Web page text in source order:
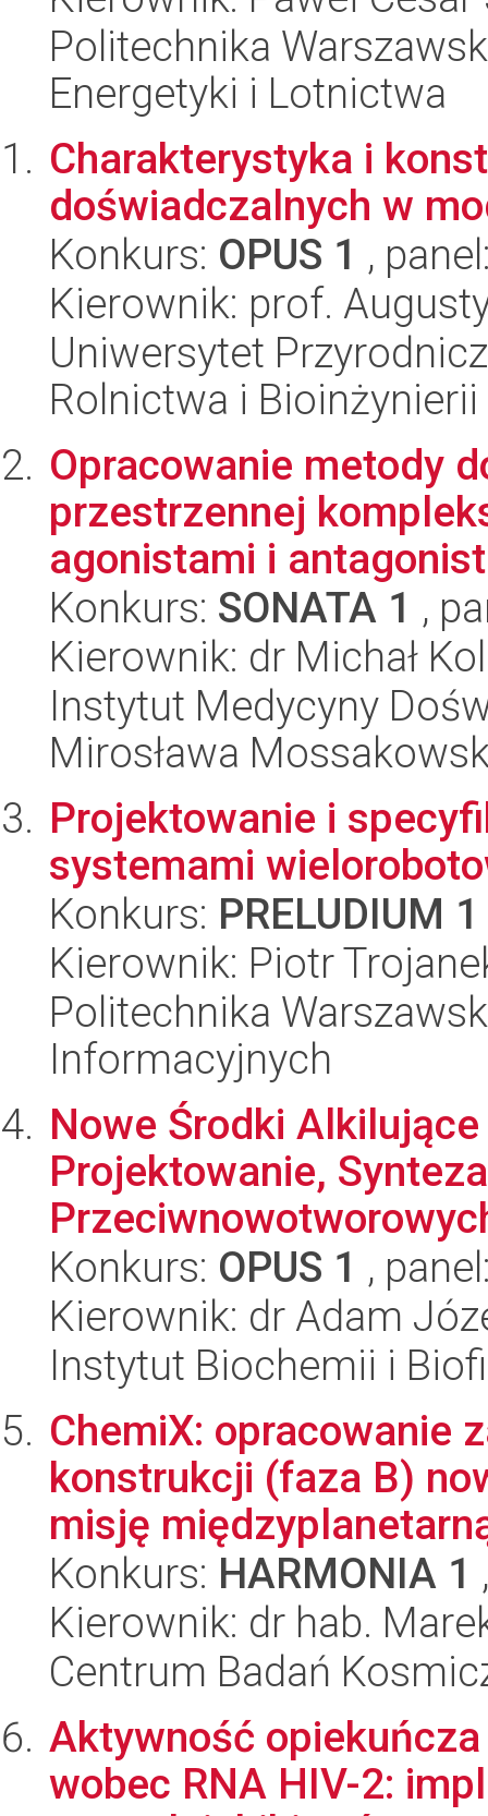
Politechnika
Energetyki i Lotnictwa
Charakterystyka i
doświadczalnych w
Konkurs: OPUS 1 ,
Kierownik: prof.
Uniwersytet
Rolnictwa i Bioinżynierii
Opracowanie metody
przestrzennej
agonistami i
Konkurs: SONATA 1 ,
Kierownik: dr Michał
Instytut Medycyny
Mirosława
Projektowanie i
systemami
Konkurs: PRELUDIUM 1
Kierownik: Piotr
Politechnika
Informacyjnych
Nowe Środki
Projektowanie,
Konkurs: OPUS 1 ,
Kierownik: dr Adam
Instytut Biochemii i
ChemiX: opracowanie
konstrukcji (faza B)
misję
Konkurs: HARMONIA 1
Kierownik: dr hab.
Centrum Badań
Aktywność
wobec RNA HIV-2: